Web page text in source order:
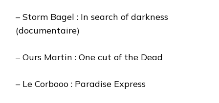
– Storm Bagel : In search of darkness
(documentaire)
– Ours Martin : One cut of the Dead
– Le Corbooo : Paradise Express